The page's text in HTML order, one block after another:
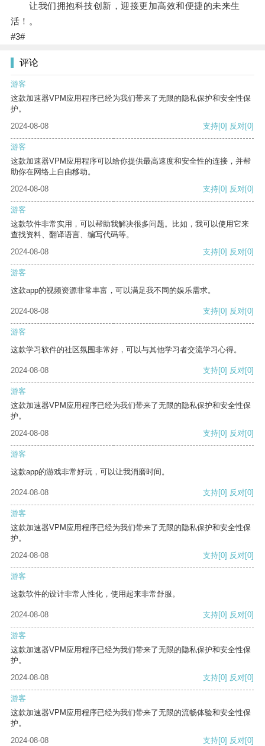
让我们拥抱科技创新，迎接更加高效和便捷的未来生
活！。
#3#
评论
游客
这款加速器VPM应用程序已经为我们带来了无限的隐私保护和安全性保
护。
2024-08-08
支持[0] 反对[0]
游客
这款加速器VPM应用程序可以给你提供最高速度和安全性的连接，并帮
助你在网络上自由移动。
2024-08-08
支持[0] 反对[0]
游客
这款软件非常实用，可以帮助我解决很多问题。比如，我可以使用它来
查找资料、翻译语言、编写代码等。
2024-08-08
支持[0] 反对[0]
游客
这款app的视频资源非常丰富，可以满足我不同的娱乐需求。
2024-08-08 支持[0] 反对[0]
游客
这款学习软件的社区氛围非常好，可以与其他学习者交流学习心得。
2024-08-08 支持[0] 反对[0]
游客
这款加速器VPM应用程序已经为我们带来了无限的隐私保护和安全性保
护。
2024-08-08
支持[0] 反对[0]
游客
这款app的游戏非常好玩，可以让我消磨时间。
2024-08-08 支持[0] 反对[0]
游客
这款加速器VPM应用程序已经为我们带来了无限的隐私保护和安全性保
护。
2024-08-08
支持[0] 反对[0]
游客
这款软件的设计非常人性化，使用起来非常舒服。
2024-08-08 支持[0] 反对[0]
游客
这款加速器VPM应用程序已经为我们带来了无限的隐私保护和安全性保
护。
2024-08-08
支持[0] 反对[0]
游客
这款加速器VPM应用程序已经为我们带来了无限的流畅体验和安全性保
护。
2024-08-08
支持[0] 反对[0]